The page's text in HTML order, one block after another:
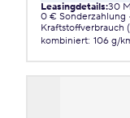
Leasingdetails:30
0 € Sonderzahlung
Kraftstoffverbrauch
kombiniert: 106 g/